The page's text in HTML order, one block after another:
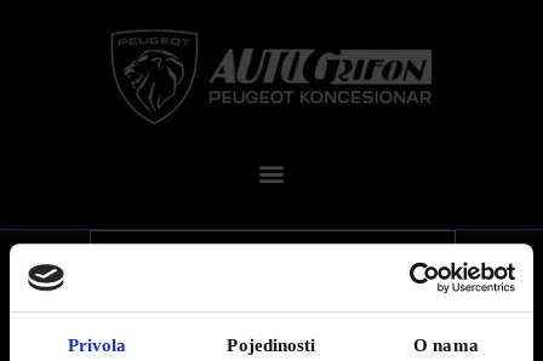
Privola Pojedinosti O nama